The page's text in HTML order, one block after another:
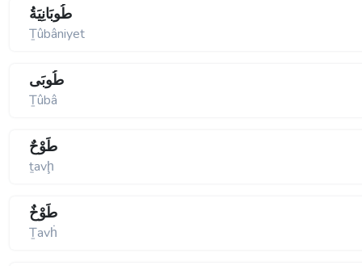
طُوبَانِيَةُ
Ṯûbâniyet
طُوبَى
Ṯûbâ
طَوْحٌ
ṯavḩ
طَوْخٌ
Ṯavḣ